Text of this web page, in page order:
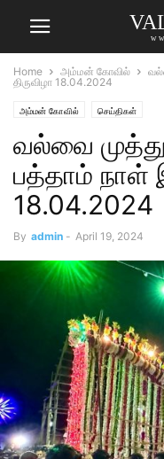
Home அம்மன் கோவில்
திருவிழா 18.04.2024
அம்மன் கோவில் செய்திகள்
வல்வை
பத்தாம் நாள்
18.04.2024
By admin - April 19, 2024